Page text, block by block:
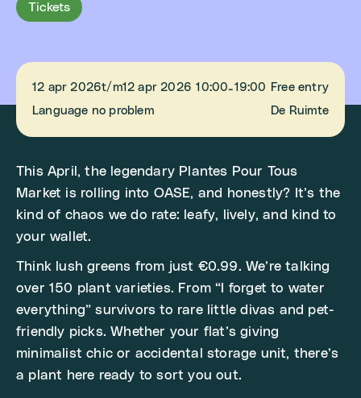
Tickets
12 apr 2026t/m12 apr 2026 10:00-19:00 Free entry
Language no problem
De Ruimte
This April, the legendary Plantes Pour Tous
Market is rolling into OASE, and honestly? It’s the
kind of chaos we do rate: leafy, lively, and kind to
your wallet.
Think lush greens from just €0.99. We’re talking
over 150 plant varieties. From “I forget to water
everything” survivors to rare little divas and pet-
friendly picks. Whether your flat’s giving
minimalist chic or accidental storage unit, there’s
a plant here ready to sort you out.